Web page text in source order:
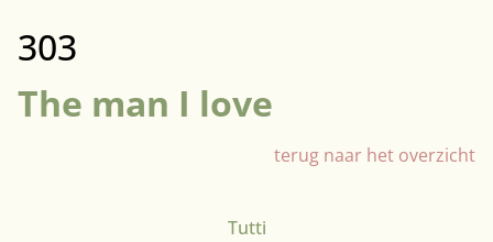
303
The man I love
terug naar het overzicht
Tutti